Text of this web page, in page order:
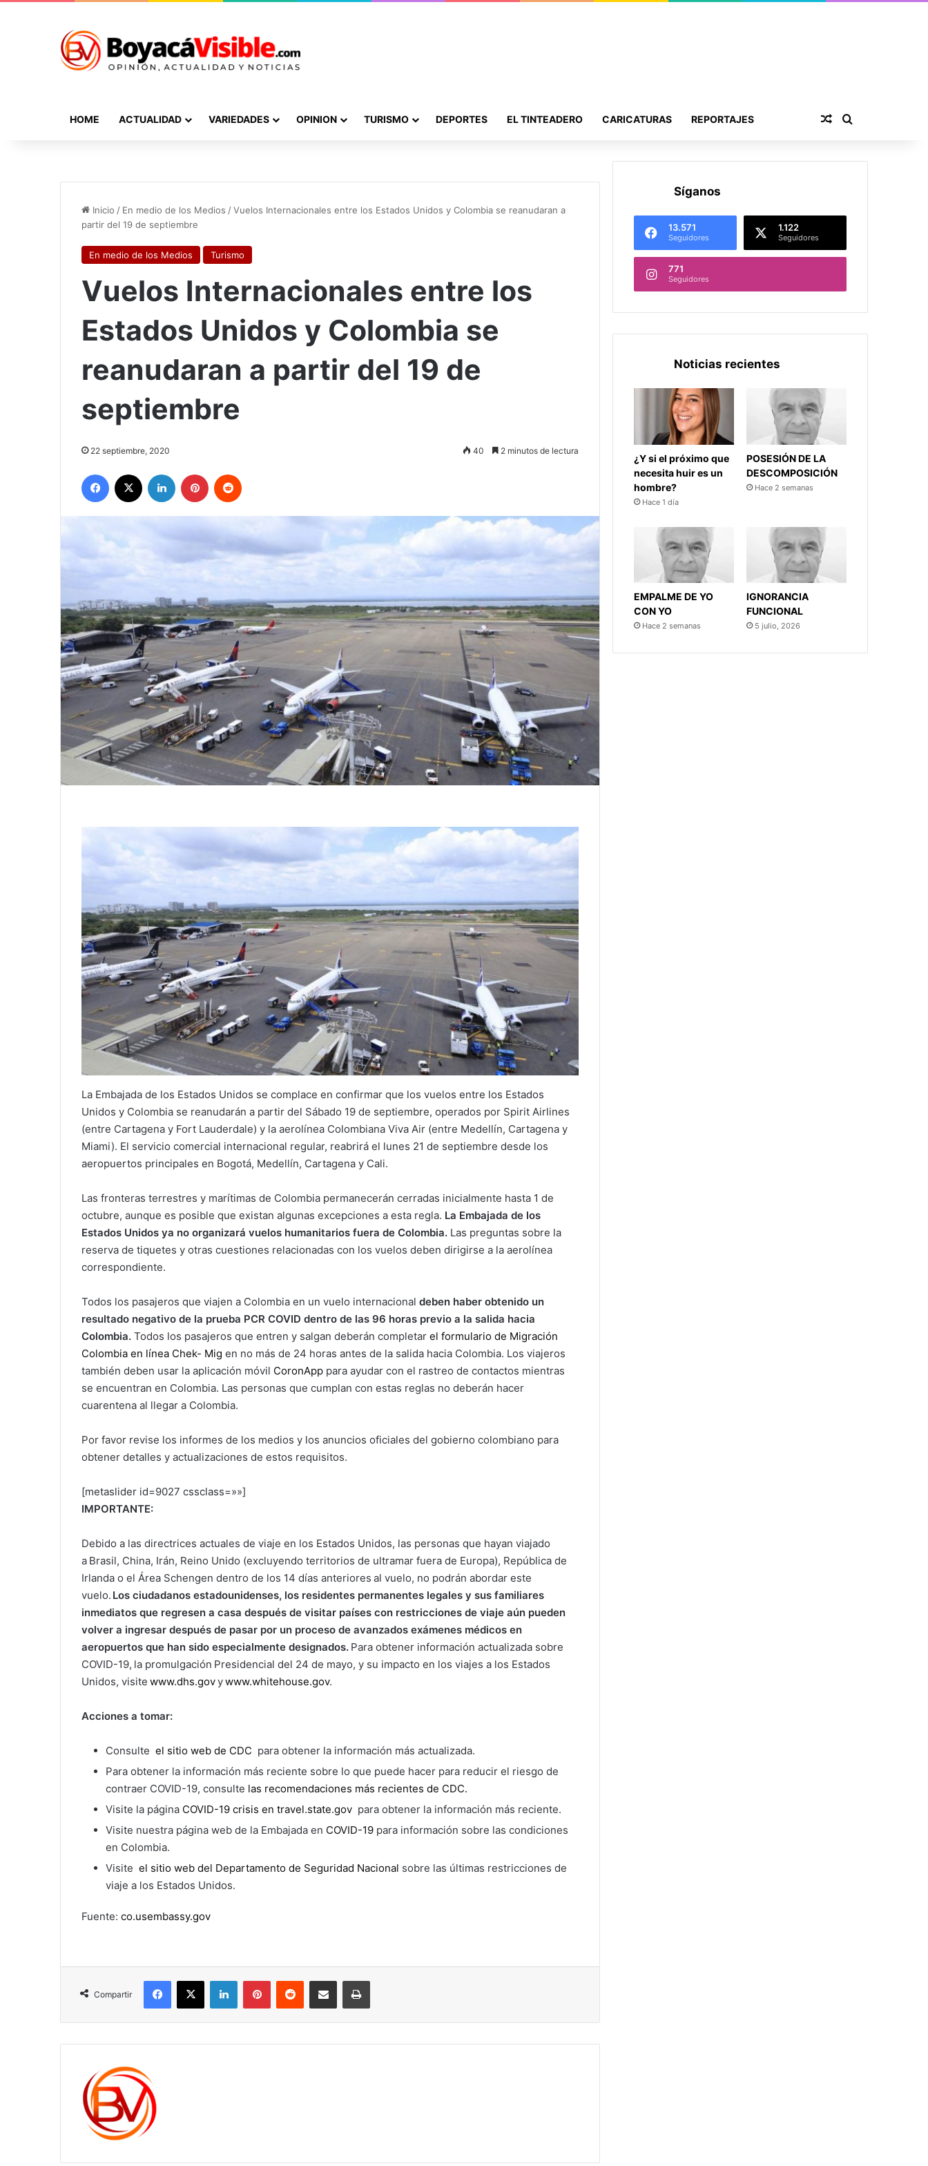
HOME ACTUALIDAD VARIEDADES OPINION TURISMO DEPORTES EL TINTEADERO CARICATURAS REPORTAJES Publicación al
Inicio / En medio de los Medios /Vuelos Internacionales entre los Estados Unidos y Colombia se reanudaran a
partir del 19 de septiembre
En medio de los Medios Turismo
Vuelos Internacionales entre los
Estados Unidos y Colombia se
reanudaran a partir del 19 de
septiembre
22 septiembre, 2020 40 2 minutos de lectura
Facebook LinkedIn Pinterest
La Embajada de los Estados Unidos se complace en confirmar que los vuelos entre los Estados
Unidos y Colombia se reanudarán a partir del Sábado 19 de septiembre, operados por Spirit Airlines
(entre Cartagena y Fort Lauderdale) y la aerolínea Colombiana Viva Air (entre Medellín, Cartagena y
Miami). El servicio comercial internacional regular, reabrirá el lunes 21 de septiembre desde los
aeropuertos principales en Bogotá, Medellín, Cartagena y Cali.
Las fronteras terrestres y marítimas de Colombia permanecerán cerradas inicialmente hasta 1 de
octubre, aunque es posible que existan algunas excepciones a esta regla. La Embajada de los
Estados Unidos ya no organizará vuelos humanitarios fuera de Colombia. Las preguntas sobre la
reserva de tiquetes y otras cuestiones relacionadas con los vuelos deben dirigirse a la aerolínea
correspondiente.
Todos los pasajeros que viajen a Colombia en un vuelo internacional deben haber obtenido un
resultado negativo de la prueba PCR COVID dentro de las 96 horas previo a la salida hacia
Colombia. Todos los pasajeros que entren y salgan deberán completar el formulario de Migración
Colombia en línea Chek- Mig en no más de 24 horas antes de la salida hacia Colombia. Los viajeros
también deben usar la aplicación móvil CoronApp para ayudar con el rastreo de contactos mientras
se encuentran en Colombia. Las personas que cumplan con estas reglas no deberán hacer
cuarentena al llegar a Colombia.
Por favor revise los informes de los medios y los anuncios oficiales del gobierno colombiano para
obtener detalles y actualizaciones de estos requisitos.
[metaslider id=9027 cssclass=»»]
IMPORTANTE:
Debido a las directrices actuales de viaje en los Estados Unidos, las personas que hayan viajado
a Brasil, China, Irán, Reino Unido (excluyendo territorios de ultramar fuera de Europa), República de
Irlanda o el Área Schengen dentro de los 14 días anteriores al vuelo, no podrán abordar este
vuelo. Los ciudadanos estadounidenses, los residentes permanentes legales y sus familiares
inmediatos que regresen a casa después de visitar países con restricciones de viaje aún pueden
volver a ingresar después de pasar por un proceso de avanzados exámenes médicos en
aeropuertos que han sido especialmente designados. Para obtener información actualizada sobre
COVID-19, la promulgación Presidencial del 24 de mayo, y su impacto en los viajes a los Estados
Unidos, visite www.dhs.govywww.whitehouse.gov.
Acciones a tomar:
Consulte el sitio web de CDC para obtener la información más actualizada.
Para obtener la información más reciente sobre lo que puede hacer para reducir el riesgo de
contraer COVID-19, consulte las recomendaciones más recientes de CDC.
Visite la página COVID-19 crisis en travel.state.gov para obtener la información más reciente.
Visite nuestra página web de la Embajada en COVID-19 para información sobre las condiciones
en Colombia.
Visite el sitio web del Departamento de Seguridad Nacional sobre las últimas restricciones de
viaje a los Estados Unidos.
Fuente: co.usembassy.gov
Compartir
Facebook
X LinkedInPinterestReddit Compartir por correo electrónicoImprimir
Síganos
13.571
Seguidores
1.122
Seguidores
771
Seguidores
Noticias recientes
¿Y si el próximo que
necesita huir es un
hombre?
Hace 1 día
POSESIÓN DE LA
DESCOMPOSICIÓN
Hace 2 semanas
EMPALME DE YO
CON YO
Hace 2 semanas
IGNORANCIA
FUNCIONAL
5 julio, 2026